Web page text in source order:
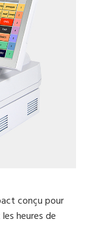
conçu pour
heures de